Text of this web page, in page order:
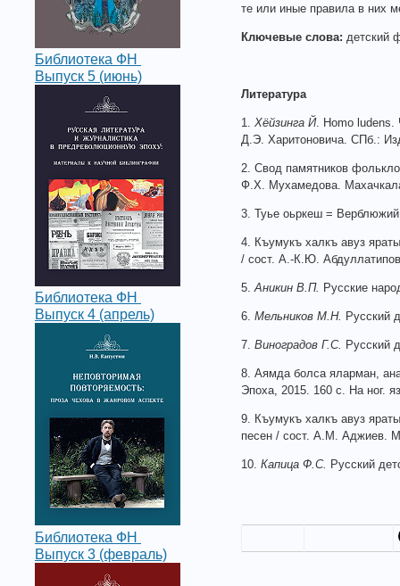
Библиотека ФН
Выпуск 5 (июнь)
Библиотека ФН
Выпуск 4 (апрель)
Библиотека ФН
Выпуск 3 (февраль)
те или иные правила в них
Ключевые слова: детский
Литература
1. Хёйзинга Й. Homo ludens.
Д.Э. Харитоновича. СПб.:
2. Свод памятников
Ф.Х. Мухамедова.
3. Туье оьркеш =
4. Къумукъ халкъ авуз
/ сост. А.-К.Ю.
5.Аникин В.П. Русские
6. Мельников М.Н. Русский
7. Виноградов Г.С. Русский
8. Аямда болса яларман,
Эпоха, 2015. 160 с. На ног.
9. Къумукъ халкъ авуз
песен / сост. А.М. Аджиев.
10. Капица Ф.С. Русский